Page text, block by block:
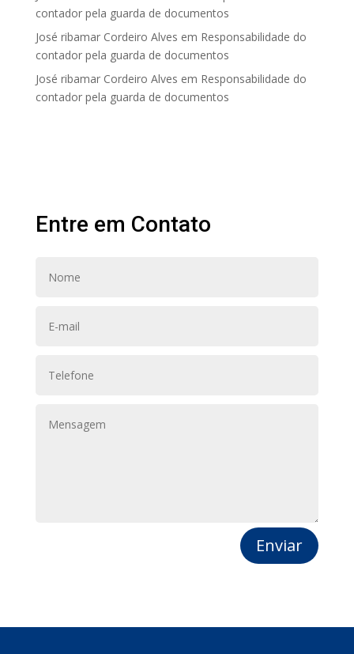
contador pela guarda de documentos
José ribamar Cordeiro Alves em Responsabilidade do
contador pela guarda de documentos
José ribamar Cordeiro Alves em Responsabilidade do
contador pela guarda de documentos
Entre em Contato
Enviar